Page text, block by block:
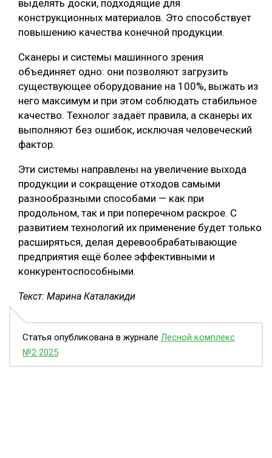
выделять доски, подходящие для
конструкционных материалов. Это способствует
повышению качества конечной продукции.
Сканеры и системы машинного зрения
объединяет одно: они позволяют загрузить
существующее оборудование на 100%, выжать из
него максимум и при этом соблюдать стабильное
качество. Технолог задаёт правила, а сканеры их
выполняют без ошибок, исключая человеческий
фактор.
Эти системы направлены на увеличение выхода
продукции и сокращение отходов самыми
разнообразными способами — как при
продольном, так и при поперечном раскрое. С
развитием технологий их применение будет только
расширяться, делая деревообрабатывающие
предприятия ещё более эффективными и
конкурентоспособными.
Текст: Марина Каталакиди
Статья опубликована в журнале Лесной комплекс
№2 2025